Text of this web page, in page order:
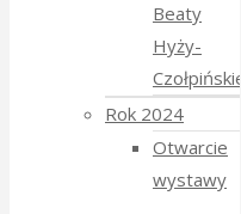
Beaty
Hyży-
Czołpińskiej
Rok 2024
Otwarcie
wystawy